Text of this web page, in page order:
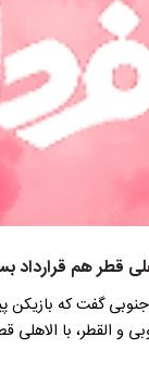
قطر هم قرارداد
گفت که بازیکن
و القطر، با الاهلی